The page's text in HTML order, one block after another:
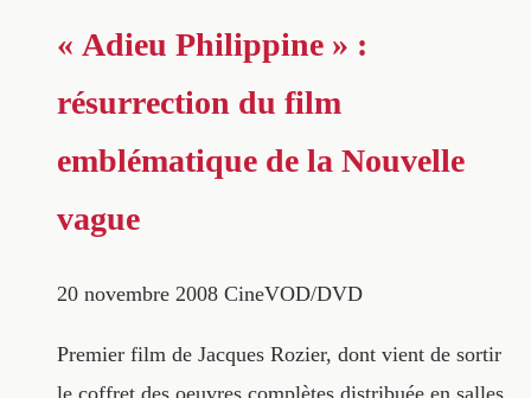
« Adieu Philippine » :
résurrection du film
emblématique de la Nouvelle
vague
20 novembre 2008 CineVOD/DVD
Premier film de Jacques Rozier, dont vient de sortir